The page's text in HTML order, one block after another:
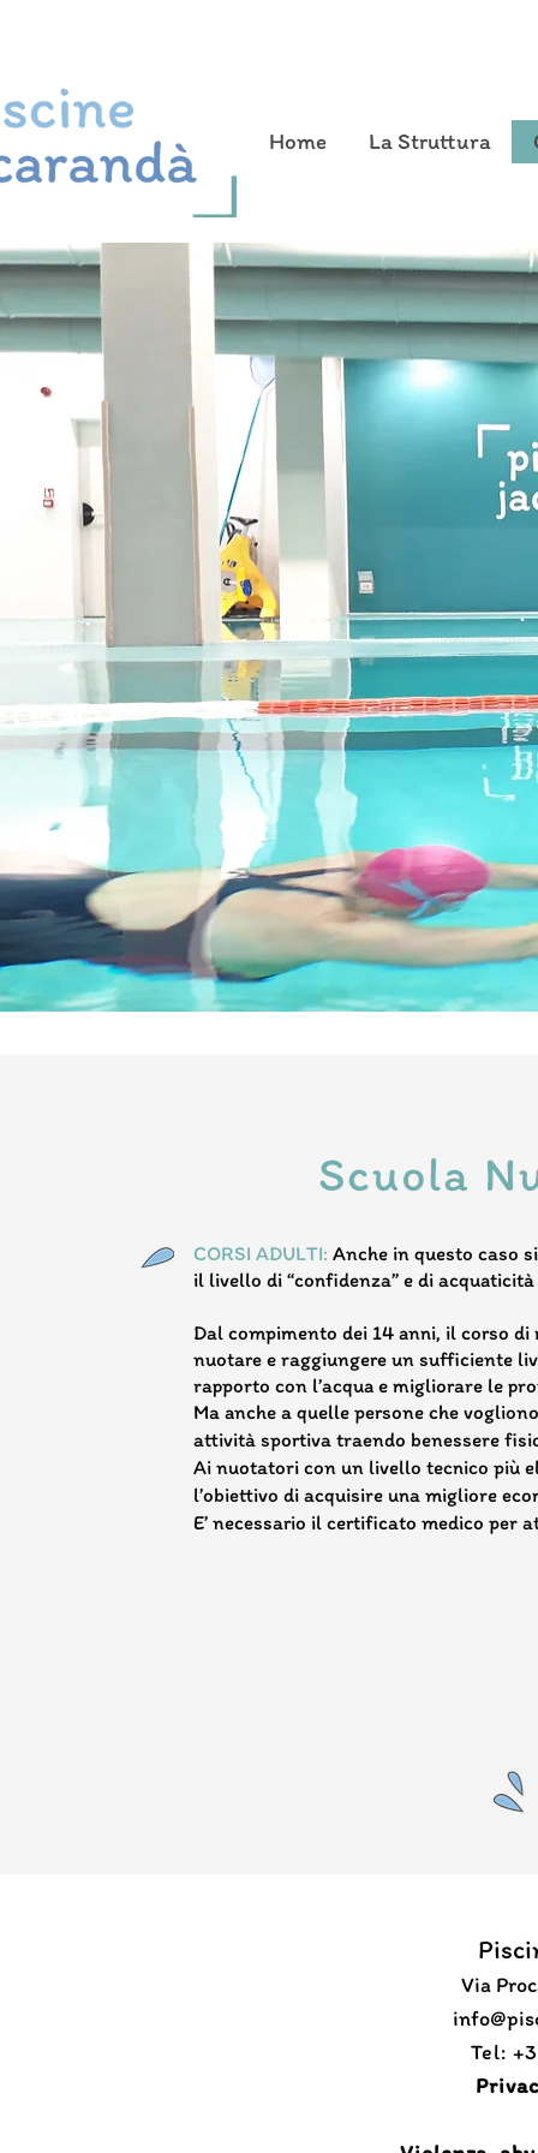
Home La Struttura
Scuola
CORSI ADULTI: Anche in questo caso
il livello di “confidenza” e di acquaticità
Dal compimento dei 14 anni, il corso
nuotare e raggiungere un sufficiente
rapporto con l’acqua e migliorare le
Ma anche a quelle persone che
attività sportiva traendo benessere
Ai nuotatori con un livello tecnico più
l’obiettivo di acquisire una migliore
E’ necessario il certificato medico per
Via
Tel: